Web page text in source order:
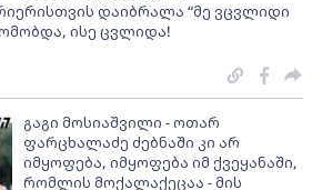
დაიბრალა “მე ვცვლიდი
ისე ცვლიდა!
გაგი მოსიაშვილი - ოთარ
ფარცხალაძე ძებნაში კი არ
იმყოფება, იმყოფება იმ ქვეყანაში,
რომლის მოქალაქეცაა - მის